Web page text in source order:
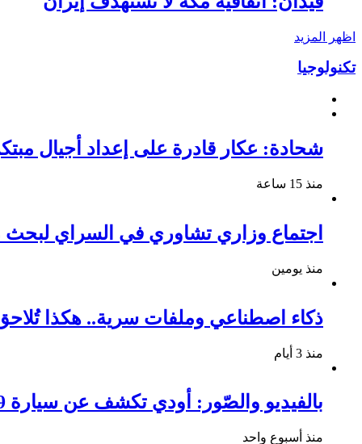
اظهر المزيد
تكنولوجيا
شحادة: عكار قادرة على إعداد أجيال
منذ 15 ساعة
اجتماع وزاري تشاوري في السراي لبحث
منذ يومين
ذكاء اصطناعي وملفات سرية.. هكذا
منذ 3 أيام
بالفيديو والصّور: أودي تكشف عن سيارة Q9 الجديدة ومواصفاتها المميزة
منذ أسبوع واحد